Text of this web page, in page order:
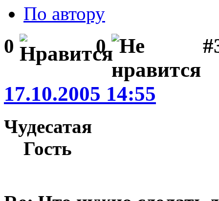
По автору
0 0
17.10.2005 14:55
Чудесатая
Гость